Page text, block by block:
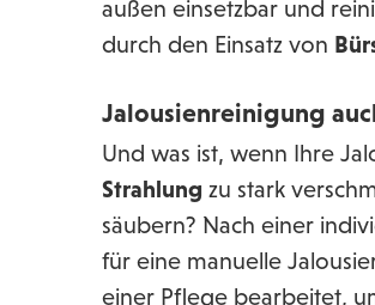
außen einsetzbar und
durch den Einsatz von
Jalousienreinigung
Und was ist, wenn Ihre
Strahlung zu stark
säubern? Nach einer
für eine manuelle
einer Pflege bearbeitet,